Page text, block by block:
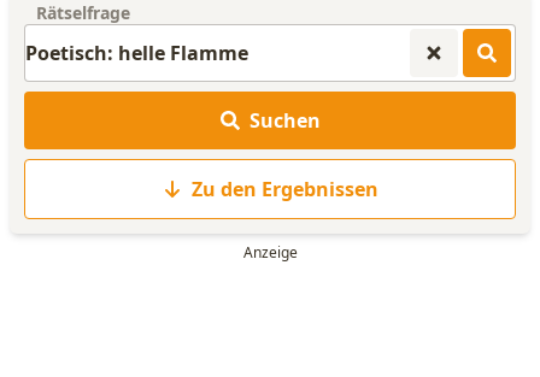
ANAGRAMM-GENERATOR
WORTLISTE
Rätselfrage
Suchen
Zu den Ergebnissen